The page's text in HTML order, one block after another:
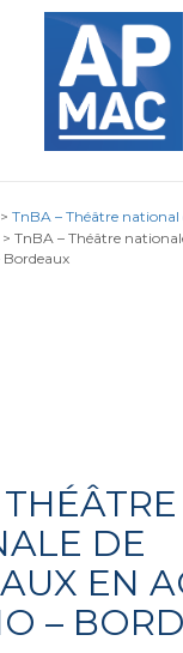
> TnBA – Théâtre
> TnBA – Théâtre
Bordeaux
DE
EN
–